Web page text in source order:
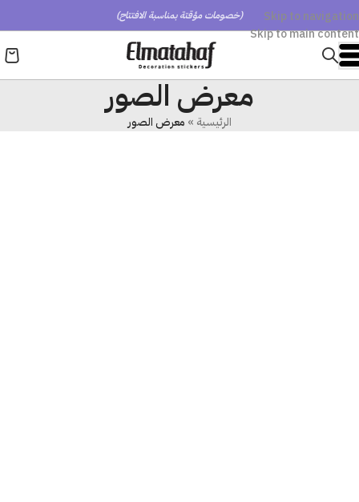
Skip to navigation
Skip to main content
(خصومات مؤقتة بمناسبة الافتتاح)
معرض الصور
الرئيسية » معرض الصور